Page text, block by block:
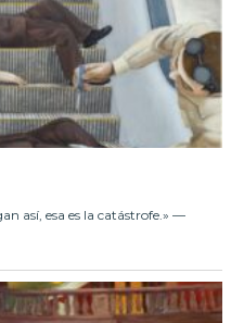
así, esa es la catástrofe.» —